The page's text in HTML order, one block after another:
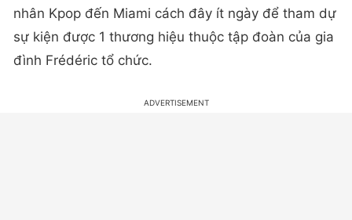
nhân Kpop đến Miami cách đây ít ngày để tham dự
sự kiện được 1 thương hiệu thuộc tập đoàn của gia
đình Frédéric tổ chức.